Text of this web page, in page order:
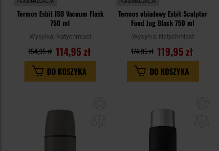
PERSONALIZACJA
Termos Esbit ISO Vacuum Flask
750 ml
Wysyłka: Natychmiast
114,95 zł
154,95 zł
DO KOSZYKA
PERSONALIZACJA
Termos obiadowy Esbit Sculptor
Food Jug Black 750 ml
Wysyłka: Natychmiast
119,95 zł
174,95 zł
DO KOSZYKA